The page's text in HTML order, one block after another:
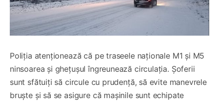
Poliția atenționează că pe traseele naționale M1 și M5
ninsoarea și ghețușul îngreunează circulația. Șoferii
sunt sfătuiți să circule cu prudență, să evite manevrele
bruște și să se asigure că mașinile sunt echipate